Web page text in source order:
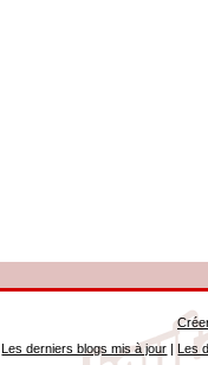
Les derniers blogs mis à jour |Les